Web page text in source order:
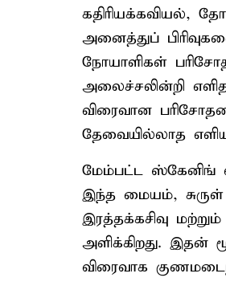
கதிரியக்கவியல்,
அனைத்துப்
நோயாளிகள்
அலைச்சலின்றி
விரைவான
தேவையில்லாத
மேம்பட்ட ஸ்கேனிங்
இந்த மையம்,
இரத்தக்கசிவு
அளிக்கிறது. இதன்
விரைவாக